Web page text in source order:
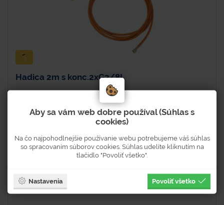
Hadica 2m s konc.2xG3/8L
Hodnotenie Typové číslo
- Hadica s dĺžkou 2 m a s koncovkami G3/8L
Aby sa vám web dobre používal (Súhlas s
cookies)
Na čo najpohodlnejšie používanie webu potrebujeme váš súhlas
so spracovaním súborov cookies. Súhlas udelíte kliknutím na
tlačidlo "Povoliť všetko".
Nastavenia Povoliť všetko